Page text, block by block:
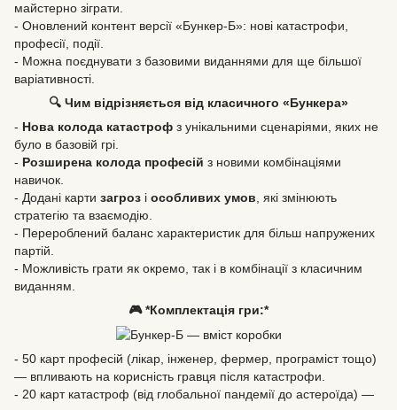
майстерно зіграти.
- Оновлений контент версії «Бункер-Б»: нові катастрофи,
професії, події.
- Можна поєднувати з базовими виданнями для ще більшої
варіативності.
🔍 Чим відрізняється від класичного «Бункера»
- Нова колода катастроф з унікальними сценаріями, яких не
було в базовій грі.
- Розширена колода професій з новими комбінаціями
навичок.
- Додані карти загроз і особливих умов , які змінюють
стратегію та взаємодію.
- Перероблений баланс характеристик для більш напружених
партій.
- Можливість грати як окремо, так і в комбінації з класичним
виданням.
🎮 *Комплектація гри:*
- 50 карт професій (лікар, інженер, фермер, програміст тощо)
— впливають на корисність гравця після катастрофи.
- 20 карт катастроф (від глобальної пандемії до астероїда) —